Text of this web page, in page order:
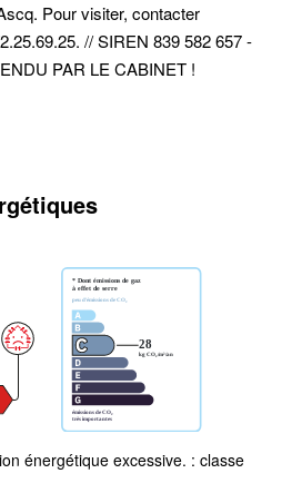
Pour visiter, contacter
// SIREN 839 582 657 -
PAR LE CABINET !
énergétique excessive. : classe